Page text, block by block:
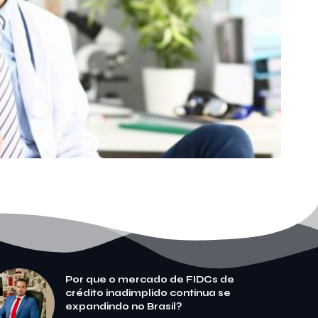
Por que o mercado de FIDCs de
crédito inadimplido continua se
expandindo no Brasil?